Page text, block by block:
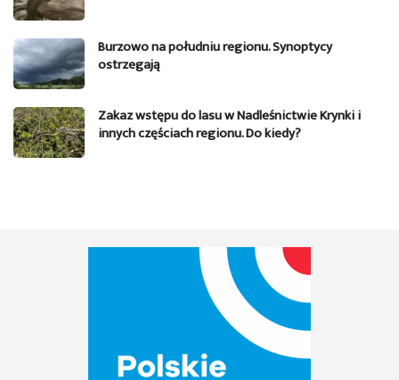
Burzowo na południu regionu. Synoptycy
ostrzegają
Zakaz wstępu do lasu w Nadleśnictwie Krynki i
innych częściach regionu. Do kiedy?